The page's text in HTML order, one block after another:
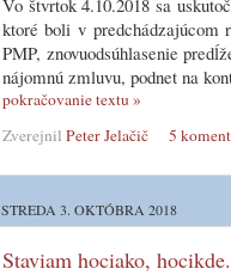
ktoré boli v predchádzajúcom
PMP, znovuodsúhlasenie
nájomnú zmluvu, podnet na
pokračovanie textu »
Zverejnil Peter Jelačič 5
STREDA 3. OKTÓBRA 2018
Staviam hociako,